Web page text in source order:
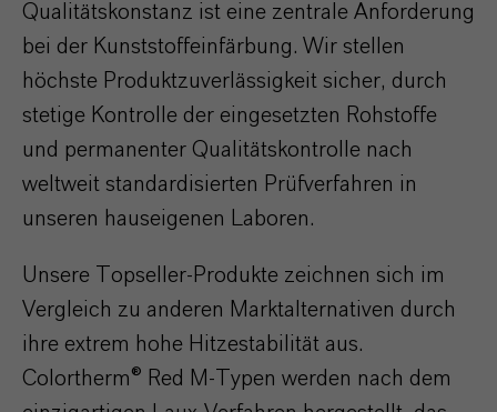
Qualitätskonstanz ist eine zentrale Anforderung
bei der Kunststoffeinfärbung. Wir stellen
höchste Produktzuverlässigkeit sicher, durch
stetige Kontrolle der eingesetzten Rohstoffe
und permanenter Qualitätskontrolle nach
weltweit standardisierten Prüfverfahren in
unseren hauseigenen Laboren.
Unsere Topseller-Produkte zeichnen sich im
Vergleich zu anderen Marktalternativen durch
ihre extrem hohe Hitzestabilität aus.
Colortherm® Red M-Typen werden nach dem